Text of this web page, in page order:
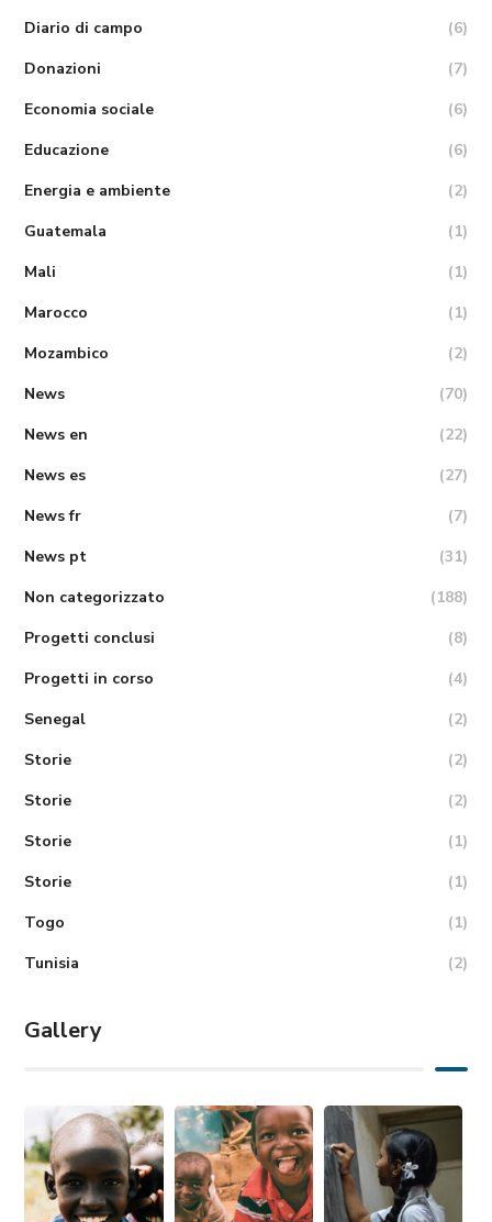
Diario di campo
(6)
Donazioni
(7)
Economia sociale
(6)
Educazione
(6)
Energia e ambiente
(2)
Guatemala
(1)
Mali
(1)
Marocco
(1)
Mozambico
(2)
News
(70)
News en
(22)
News es
(27)
News fr
(7)
News pt
(31)
Non categorizzato
(188)
Progetti conclusi
(8)
Progetti in corso
(4)
Senegal
(2)
Storie
(2)
Storie
(2)
Storie
(1)
Storie
(1)
Togo
(1)
Tunisia
(2)
Gallery